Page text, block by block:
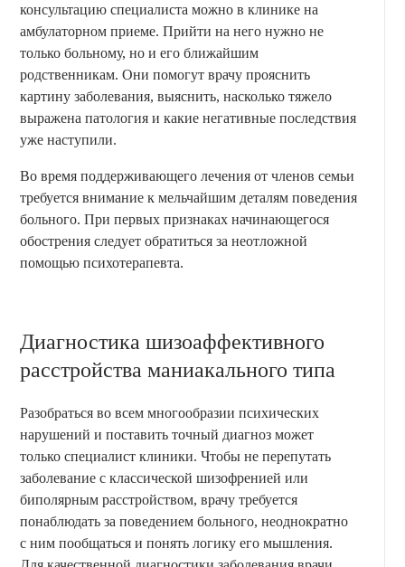
консультацию специалиста можно в клинике на
амбулаторном приеме. Прийти на него нужно не
только больному, но и его ближайшим
родственникам. Они помогут врачу прояснить
картину заболевания, выяснить, насколько тяжело
выражена патология и какие негативные последствия
уже наступили.
Во время поддерживающего лечения от членов семьи
требуется внимание к мельчайшим деталям поведения
больного. При первых признаках начинающегося
обострения следует обратиться за неотложной
помощью психотерапевта.
Диагностика шизоаффективного
расстройства маниакального типа
Разобраться во всем многообразии психических
нарушений и поставить точный диагноз может
только специалист клиники. Чтобы не перепутать
заболевание с классической шизофренией или
биполярным расстройством, врачу требуется
понаблюдать за поведением больного, неоднократно
с ним пообщаться и понять логику его мышления.